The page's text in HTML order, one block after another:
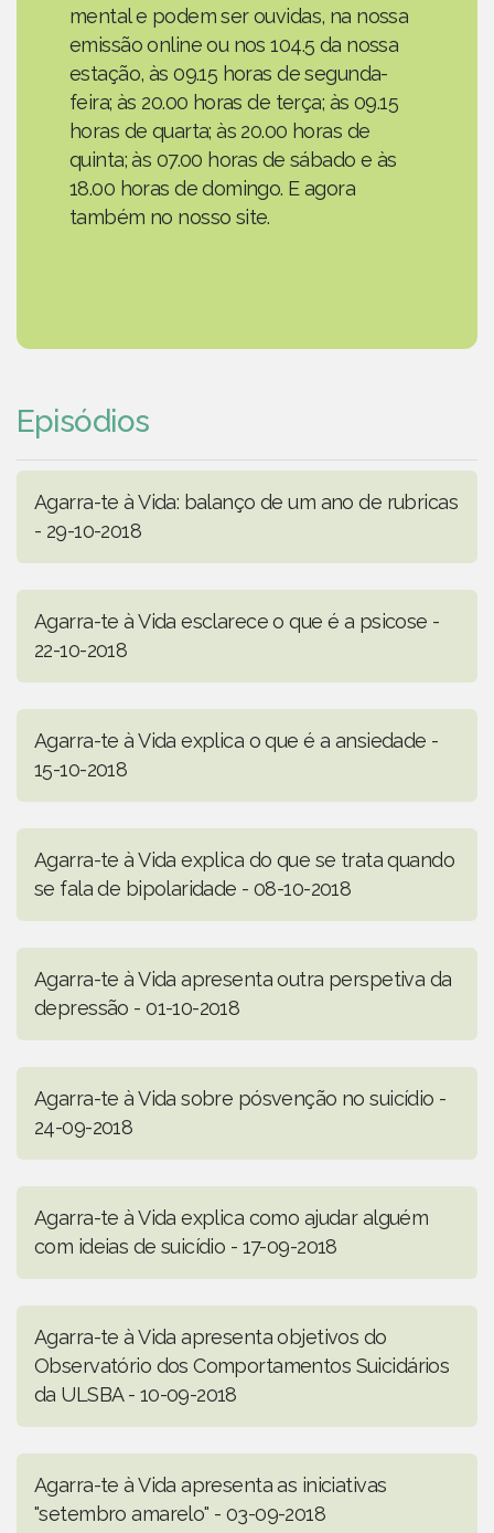
mental e podem ser ouvidas, na nossa
emissão online ou nos 104.5 da nossa
estação, às 09.15 horas de segunda-
feira; às 20.00 horas de terça; às 09.15
horas de quarta; às 20.00 horas de
quinta; às 07.00 horas de sábado e às
18.00 horas de domingo. E agora
também no nosso site.
Episódios
Agarra-te à Vida: balanço de um ano de rubricas
- 29-10-2018
Agarra-te à Vida esclarece o que é a psicose -
22-10-2018
Agarra-te à Vida explica o que é a ansiedade -
15-10-2018
Agarra-te à Vida explica do que se trata quando
se fala de bipolaridade - 08-10-2018
Agarra-te à Vida apresenta outra perspetiva da
depressão - 01-10-2018
Agarra-te à Vida sobre pósvenção no suicídio -
24-09-2018
Agarra-te à Vida explica como ajudar alguém
com ideias de suicídio - 17-09-2018
Agarra-te à Vida apresenta objetivos do
Observatório dos Comportamentos Suicidários
da ULSBA - 10-09-2018
Agarra-te à Vida apresenta as iniciativas
"setembro amarelo" - 03-09-2018